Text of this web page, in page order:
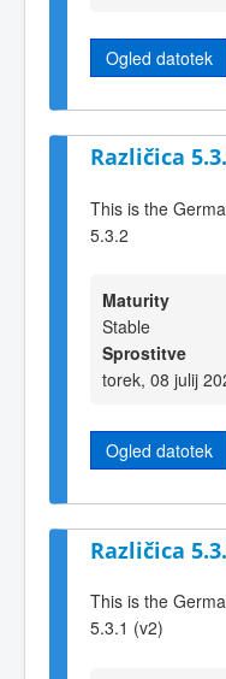
Ogled datotek
Različica
This is the
5.3.2
Maturity
Stable
Sprostitve
torek, 08 julij
Ogled datotek
Različica
This is the
5.3.1 (v2)